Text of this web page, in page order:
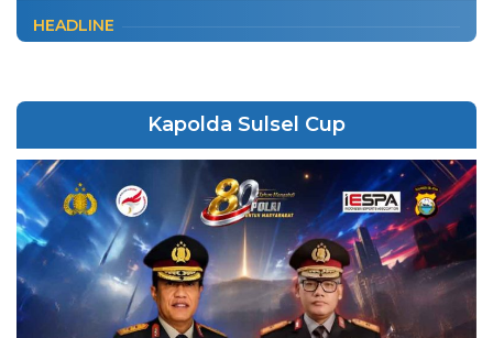
HEADLINE
Kapolda Sulsel Cup